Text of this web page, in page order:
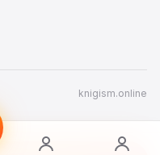
knigism.online